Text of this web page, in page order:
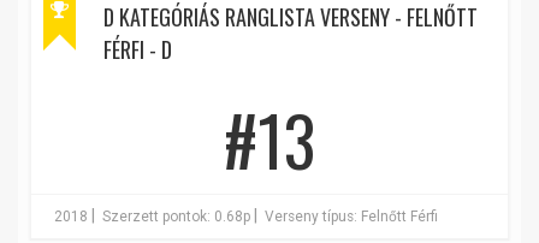
D KATEGÓRIÁS RANGLISTA VERSENY - FELNŐTT
FÉRFI - D
#13
2018 Szerzett pontok: 0.68p Verseny típus: Felnőtt Férfi